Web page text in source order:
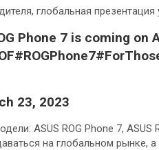
глобальная презентация
Phone 7 is coming on
23, 2023
ASUS ROG Phone 7, ASUS
на глобальном рынке, а